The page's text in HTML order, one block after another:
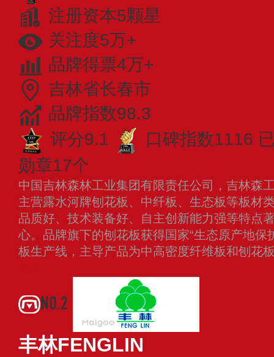
注册资本5颗星
关注度5万+
品牌得票4万+
吉林省长春市
品牌指数98.3
评分9.1
口碑指数1116
勋章17个
中国吉林森林工业集团有限责任公司，吉林森
主营露水河牌刨花板、中纤板、生态板等板材
品质好、技术装备好、自主创新能力强等特点
心。品牌旗下的刨花板获得国家“生态原产地保
板生产线，主导产品为中高密度纤维板和刨花
NO.2
丰林FENGLIN